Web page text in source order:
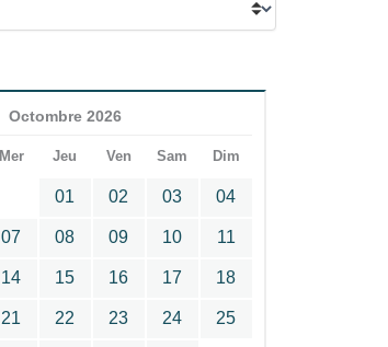
Octombre 2026
Mer Jeu Ven Sam Dim
01 02 03 04
07 08 09 10 11
14 15 16 17 18
21 22 23 24 25